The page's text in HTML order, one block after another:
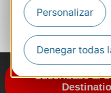
Personalizar
Denegar todas
A MIS FAVORITOS
Suscríbase al